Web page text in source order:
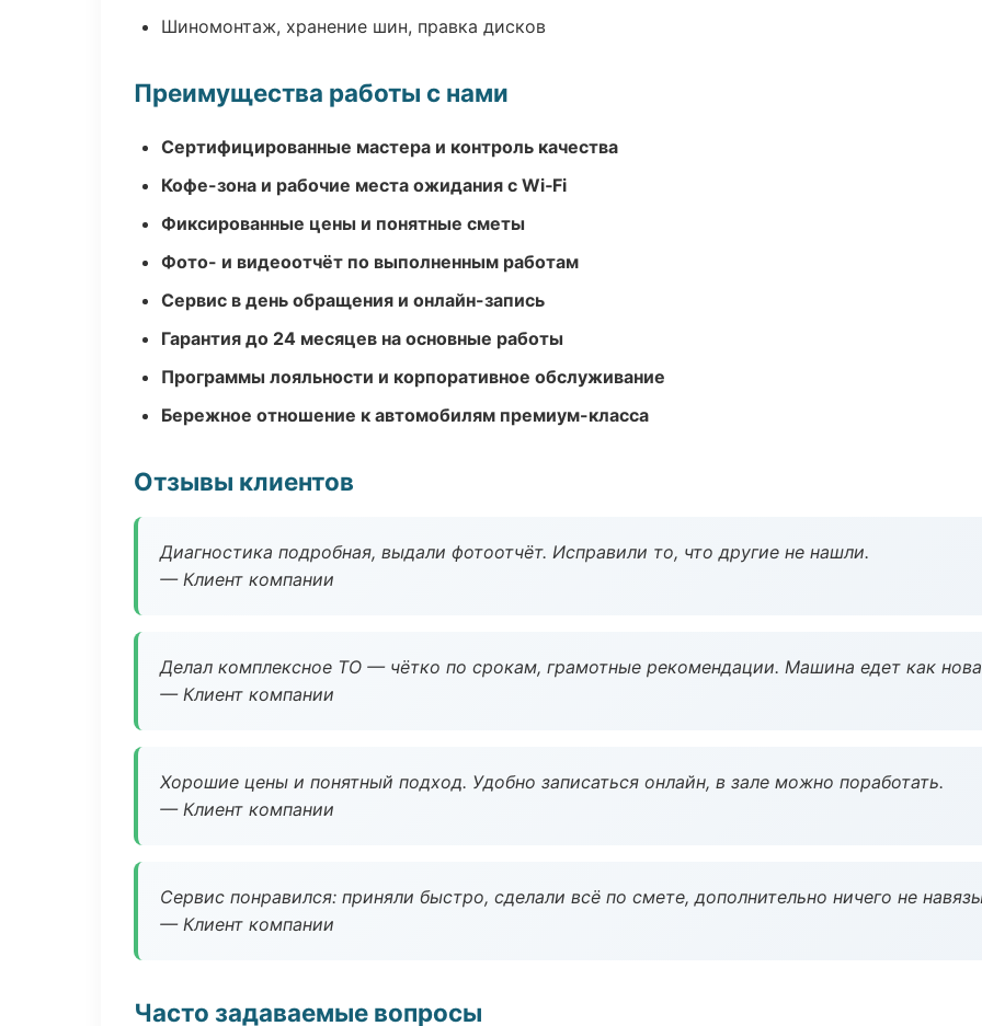
Шиномонтаж, хранение шин, правка дисков
Преимущества работы с нами
Сертифицированные мастера и контроль качества
Кофе-зона и рабочие места ожидания с Wi‑Fi
Фиксированные цены и понятные сметы
Фото- и видеоотчёт по выполненным работам
Сервис в день обращения и онлайн-запись
Гарантия до 24 месяцев на основные работы
Программы лояльности и корпоративное обслуживание
Бережное отношение к автомобилям премиум-класса
Отзывы клиентов
Диагностика подробная, выдали фотоотчёт. Исправили то, что другие не нашли.
— Клиент компании
Делал комплексное ТО — чётко по срокам, грамотные рекомендации. Машина едет как
— Клиент компании
Хорошие цены и понятный подход. Удобно записаться онлайн, в зале можно поработать.
— Клиент компании
Сервис понравился: приняли быстро, сделали всё по смете, дополнительно ничего не
— Клиент компании
Часто задаваемые вопросы